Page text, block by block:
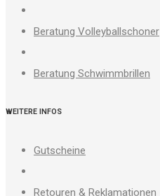
Beratung Volleyballschoner
Beratung Schwimmbrillen
WEITERE INFOS
Gutscheine
Retouren & Reklamationen